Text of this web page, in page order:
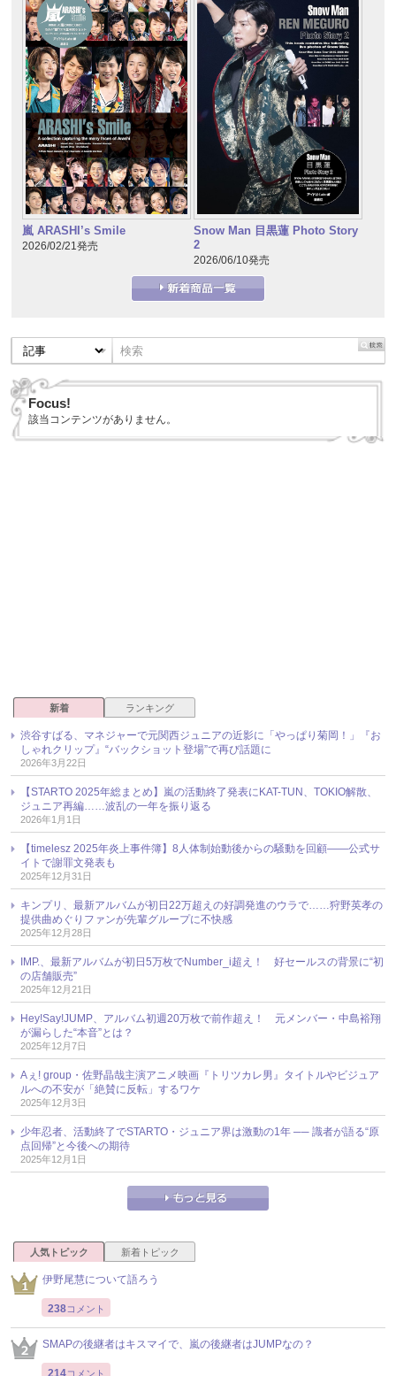
嵐 ARASHI’s Smile
2026/02/21発売
Snow Man 目黒蓮 Photo Story
2
2026/06/10発売
Focus!
該当コンテンツがありません。
新着 ランキング
渋谷すばる、マネジャーで元関西ジュニアの近影に「やっぱり菊岡！」『お
しゃれクリップ』“バックショット登場”で再び話題に
2026年3月22日
【STARTO 2025年総まとめ】嵐の活動終了発表にKAT-TUN、TOKIO解散、
ジュニア再編……波乱の一年を振り返る
2026年1月1日
【timelesz 2025年炎上事件簿】8人体制始動後からの騒動を回顧――公式サ
イトで謝罪文発表も
2025年12月31日
キンプリ、最新アルバムが初日22万超えの好調発進のウラで……狩野英孝の
提供曲めぐりファンが先輩グループに不快感
2025年12月28日
IMP.、最新アルバムが初日5万枚でNumber_i超え！ 好セールスの背景に“初
の店舗販売”
2025年12月21日
Hey!Say!JUMP、アルバム初週20万枚で前作超え！ 元メンバー・中島裕翔
が漏らした“本音”とは？
2025年12月7日
Aぇ! group・佐野晶哉主演アニメ映画『トリツカレ男』タイトルやビジュア
ルへの不安が「絶賛に反転」するワケ
2025年12月3日
少年忍者、活動終了でSTARTO・ジュニア界は激動の1年 ── 識者が語る“原
点回帰”と今後への期待
2025年12月1日
人気トピック 新着トピック
伊野尾慧について語ろう
238コメント
SMAPの後継者はキスマイで、嵐の後継者はJUMPなの？
214コメント